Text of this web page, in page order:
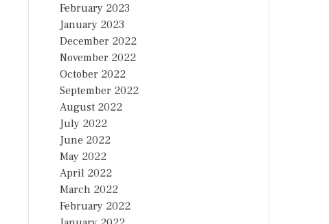
February 2023
January 2023
December 2022
November 2022
October 2022
September 2022
August 2022
July 2022
June 2022
May 2022
April 2022
March 2022
February 2022